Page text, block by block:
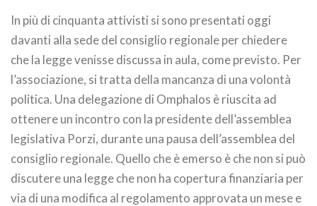
In più di cinquanta attivisti si sono presentati oggi
davanti alla sede del consiglio regionale per chiedere
che la legge venisse discussa in aula, come previsto. Per
l’associazione, si tratta della mancanza di una volontà
politica. Una delegazione di Omphalos è riuscita ad
ottenere un incontro con la presidente dell’assemblea
legislativa Porzi, durante una pausa dell’assemblea del
consiglio regionale. Quello che è emerso è che non si può
discutere una legge che non ha copertura finanziaria per
via di una modifica al regolamento approvata un mese e